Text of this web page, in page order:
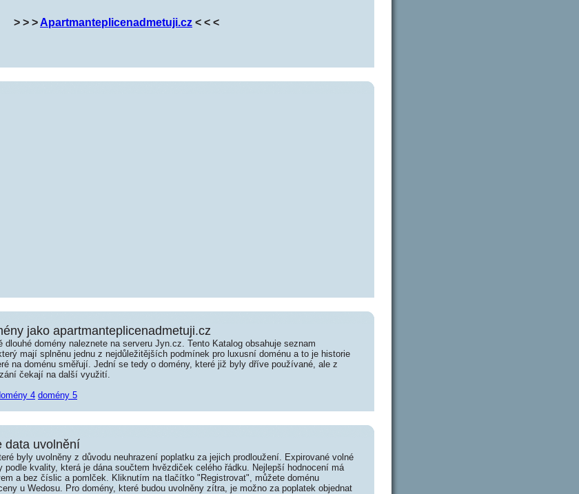
> > > Apartmanteplicenadmetuji.cz < < <
jako apartmanteplicenadmetuji.cz
domény naleznete na serveru Jyn.cz. Tento Katalog obsahuje seznam
mají splněnu jednu z nejdůležitějších podmínek pro luxusní doménu a to je historie
na doménu směřují. Jední se tedy o domény, které již byly dříve používané, ale z
čekají na další využití.
4 domény 5
data uvolnění
byly uvolněny z důvodu neuhrazení poplatku za jejich prodloužení. Expirované volné
podle kvality, která je dána součtem hvězdiček celého řádku. Nejlepší hodnocení má
a bez číslic a pomlček. Kliknutím na tlačítko "Registrovat", můžete doménu
u Wedosu. Pro domény, které budou uvolněny zítra, je možno za poplatek objednat